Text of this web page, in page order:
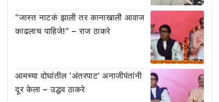
“जास्त नाटकं झाली तर कानाखाली आवाज
काढलाच पाहिजे!” – राज ठाकरे
आमच्या दोघांतील ‘अंतरपाट’ अनाजीपंतांनी
दूर केला – उद्धव ठाकरे